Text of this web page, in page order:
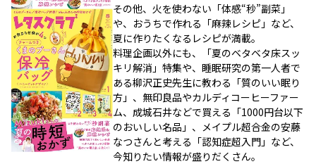
その他、火を使わない「体感“秒”副菜」
や、おうちで作れる「麻辣レシピ」など、
夏に作りたくなるレシピが満載。
料理企画以外にも、「夏のベタベタ床スッ
キリ解消」特集や、睡眠研究の第一人者で
ある柳沢正史先生に教わる「質のいい眠り
方」、無印良品やカルディコーヒーファー
ム、成城石井などで買える「1000円台以下
のおいしい名品」、メイプル超合金の安藤
なつさんと考える「認知症超入門」など、
今知りたい情報が盛りだくさん。